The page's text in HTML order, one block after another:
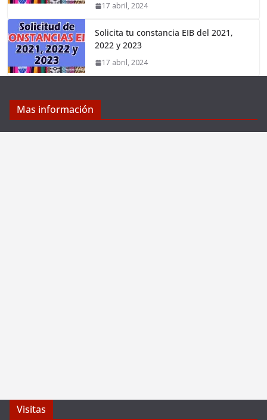
17 abril, 2024
Solicita tu constancia EIB del 2021,
2022 y 2023
17 abril, 2024
Mas información
Visitas